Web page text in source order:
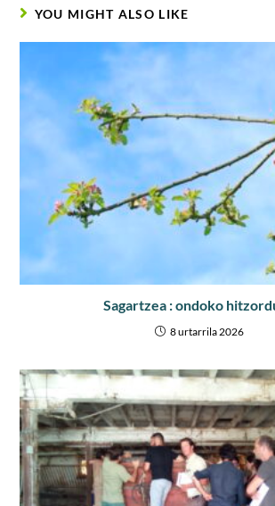
YOU MIGHT ALSO LIKE
Sagartzea : ondoko
8 urtarrila 2026